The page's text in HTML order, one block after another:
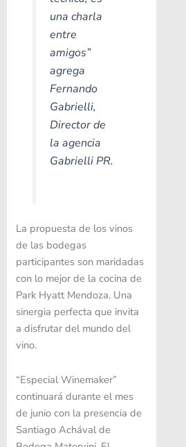
una charla
entre
amigos”
agrega
Fernando
Gabrielli,
Director de
la agencia
Gabrielli PR.
La propuesta de los vinos
de las bodegas
participantes son maridadas
con lo mejor de la cocina de
Park Hyatt Mendoza. Una
sinergia perfecta que invita
a disfrutar del mundo del
vino.
“Especial Winemaker”
continuará durante el mes
de junio con la presencia de
Santiago Achával de